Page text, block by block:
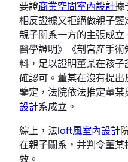
要證商業空間室內設計據
相反證據又拒絕做親子
親子關系一方的主張成
醫學證明》《剖宮產手
料，足以證明董某在孩
確認可。董某在沒有提
鑒定，法院依法推定董
設計系成立。
綜上，法loft風室內設計
在親子關系，并判令董
效。